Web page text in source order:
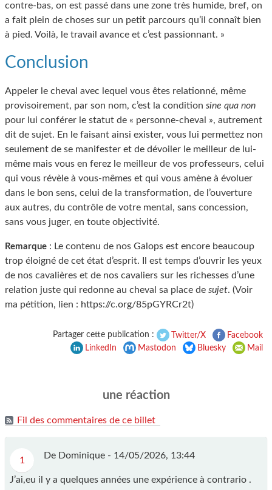
contre-bas, on est passé dans une zone très humide, bref, on
a fait plein de choses sur un petit parcours qu’il connaît bien
à pied. Voilà, le travail avance et c’est passionnant. »
Conclusion
Appeler le cheval avec lequel vous êtes relationné, même
provisoirement, par son nom, c’est la condition sine qua non
pour lui conférer le statut de « personne-cheval », autrement
dit de sujet. En le faisant ainsi exister, vous lui permettez non
seulement de se manifester et de dévoiler le meilleur de lui-
même mais vous en ferez le meilleur de vos professeurs, celui
qui vous révèle à vous-mêmes et qui vous amène à évoluer
dans le bon sens, celui de la transformation, de l’ouverture
aux autres, du contrôle de votre mental, sans concession,
sans vous juger, en toute objectivité.
Remarque : Le contenu de nos Galops est encore beaucoup
trop éloigné de cet état d’esprit. Il est temps d’ouvrir les yeux
de nos cavalières et de nos cavaliers sur les richesses d’une
relation juste qui redonne au cheval sa place de sujet. (Voir
ma pétition, lien : https://c.org/85pGYRCr2t)
Partager cette publication : Twitter/X
Facebook
LinkedIn
Mastodon Bluesky Mail
une réaction
Fil des commentaires de ce billet
1 De Dominique - 14/05/2026, 13:44
J’ai,eu il y a quelques années une expérience à contrario .